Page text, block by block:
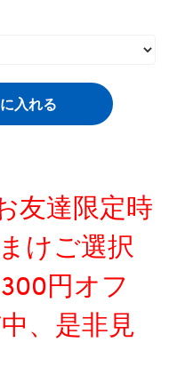
入れる
友達限定時
けご選択
円オフ
、是非見